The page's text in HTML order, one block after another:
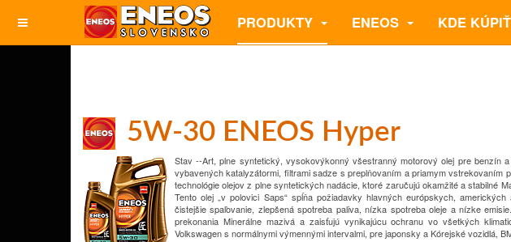
PRODUKTY ENEOS KDE
5W-30 ENEOS Hyper
Stav --Art, plne syntetický, vysokovýkonný všestranný motorový olej pre benzín a
vybavených katalyzátormi, filtrami sadze s preplňovaním a priamym vstrekovaním
technológie olejov z plne syntetických nadácie, ktoré zaručujú okamžité a stabilné
Tento olej „v polovici Saps“ spĺňa požiadavky hlavných európskych,
čistejšie spaľovanie, zlepšená spotreba paliva, nízka spotreba oleje a nízke emisie.
prekonania Minerálne mazivá a zaisťujú vynikajúcu ochranu vo všetkých
Volkswagen s normálnymi výmennými intervalmi, pre japonsky aKórejské vozidlá,